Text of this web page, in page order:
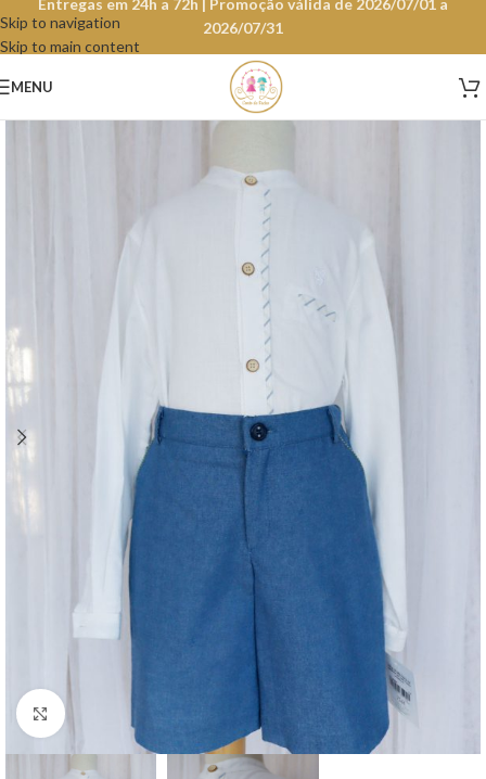
Skip to navigation
Skip to main content
Entregas em 24h a 72h | Promoção válida de 2026/07/01 a
2026/07/31
MENU
Clique para aumentar